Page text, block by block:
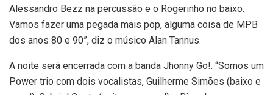
Alessandro Bezz na percussão e o Rogerinho no baixo.
Vamos fazer uma pegada mais pop, alguma coisa de MPB
dos anos 80 e 90”, diz o músico Alan Tannus.
A noite será encerrada com a banda Jhonny Go!. “Somos um
Power trio com dois vocalistas, Guilherme Simões (baixo e